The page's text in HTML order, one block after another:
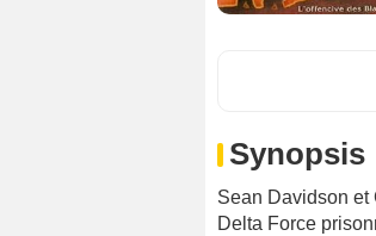
Synopsis
Sean Davidson et
Delta Force